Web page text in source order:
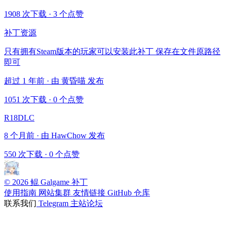
1908 次下载 · 3 个点赞
补丁资源
只有拥有Steam版本的玩家可以安装此补丁 保存在文件原路径
即可
超过 1 年前 · 由 黄昏喵 发布
1051 次下载 · 0 个点赞
R18DLC
8 个月前 · 由 HawChow 发布
550 次下载 · 0 个点赞
© 2026 鲲 Galgame 补丁
使用指南 网站集群 友情链接 GitHub 仓库
联系我们 Telegram 主站论坛